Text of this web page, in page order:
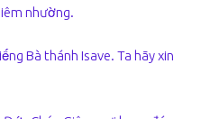
nhường.
Bà thánh Isave. Ta hãy xin